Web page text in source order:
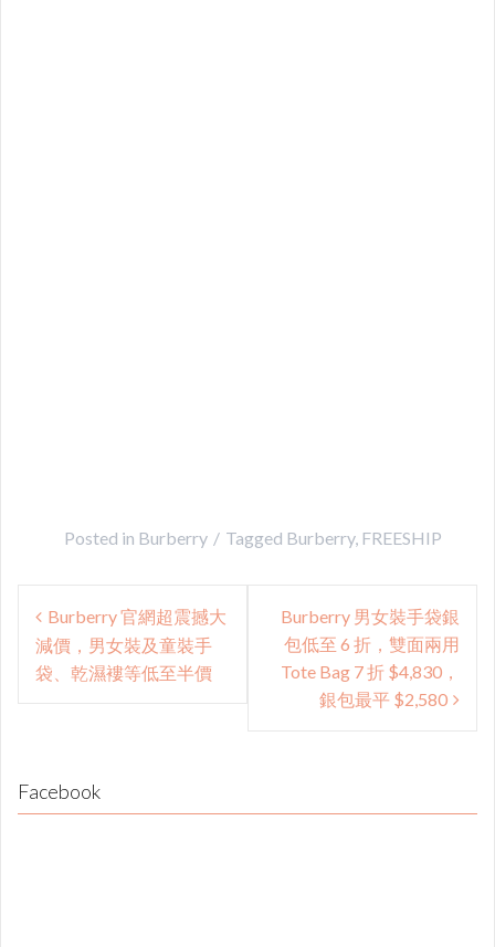
Posted in Burberry Tagged Burberry, FREESHIP
Post
navigation
Burberry 官網超震撼大
減價，男女裝及童裝手
袋、乾濕褸等低至半價
Burberry 男女裝手袋銀
包低至 6 折，雙面兩用
Tote Bag 7 折 $4,830，
銀包最平 $2,580
Facebook